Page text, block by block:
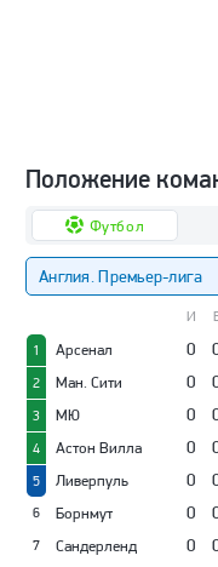
Положение
Футбол
Англия. Премьер-лига
И
1
Арсенал 0
2 Ман. Сити 0
3 МЮ 0
4 Астон Вилла 0
5 Ливерпуль 0
6 Борнмут 0
7 Сандерленд 0